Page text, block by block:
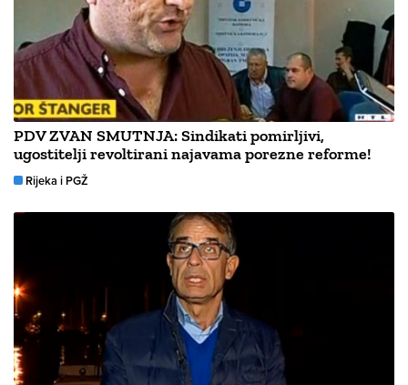
PDV ZVAN SMUTNJA: Sindikati pomirljivi,
ugostitelji revoltirani najavama porezne reforme!
Rijeka i PGŽ